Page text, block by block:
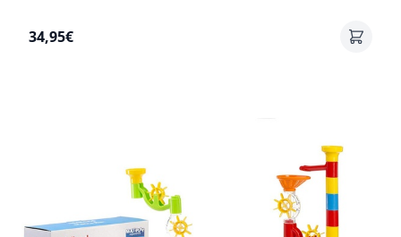
34,95€